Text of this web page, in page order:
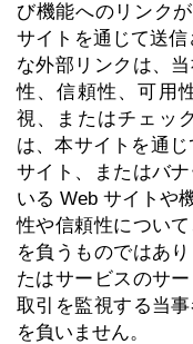
び機能へのリンク
サイトを通じて送
な外部リンクは、
性、信頼性、可用
視、またはチェッ
は、本サイトを通
サイト、またはバ
いる Web サイトや
性や信頼性につい
を負うものではあ
たはサービスのサ
取引を監視する当
を負いません。